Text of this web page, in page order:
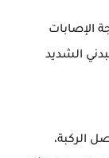
الإصابات
الشديد
الركبة،